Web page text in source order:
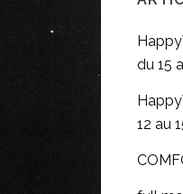
du 15
12 au